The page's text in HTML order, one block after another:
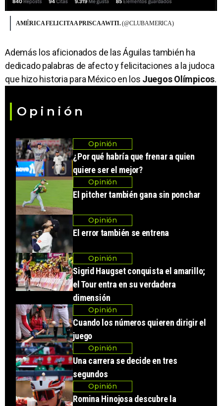
AMÉRICA FELICITA A PRISCA AWITI.(@CLUBAMERICA)
Además los aficionados de las Águilas también ha
dedicado palabras de afecto y felicitaciones a la judoca
que hizo historia para México en los Juegos Olímpicos.
Opinión
Opinión
¿Por qué habría que frenar a quien
quiere ser el mejor?
Opinión
El pitcher también gana sin ponchar
Opinión
El error también se entrena
Opinión
Sigrid Haugset conquista el amarillo;
el Tour entra en su verdadera
dimensión
Opinión
Cuando los números quieren dirigir el
juego
Opinión
Una carrera se decide en tres
segundos
Opinión
Romina Hinojosa descubre la